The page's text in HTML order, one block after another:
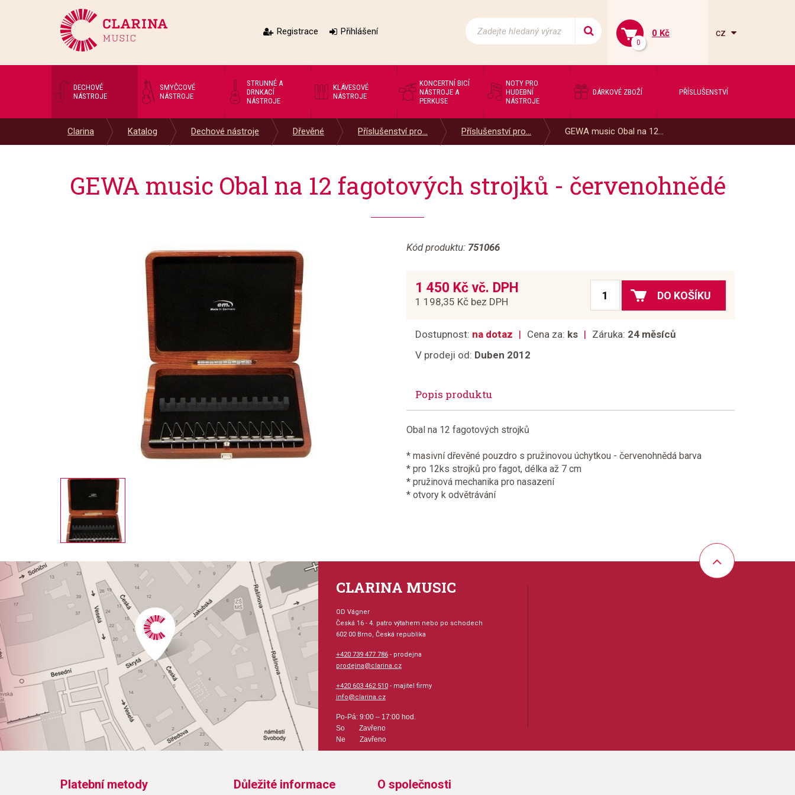
Registrace Přihlášení
0
0 Kč cz
DECHOVÉ
NÁSTROJE
SMYČCOVÉ
NÁSTROJE
STRUNNÉ A
DRNKACÍ
NÁSTROJE
KLÁVESOVÉ
NÁSTROJE
KONCERTNÍ BICÍ
NÁSTROJE A
PERKUSE
NOTY PRO
HUDEBNÍ
NÁSTROJE
DÁRKOVÉ ZBOŽÍ PŘÍSLUŠENSTVÍ
Clarina Katalog Dechové nástroje Dřevěné Příslušenství pro... Příslušenství pro... GEWA music Obal na 12...
GEWA music Obal na 12 fagotových strojků - červenohnědé
Kód produktu: 751066
1 450 Kč vč. DPH
1 198,35 Kč bez DPH
DO KOŠÍKU
Dostupnost: na dotaz Cena za: ks Záruka: 24 měsíců
V prodeji od: Duben 2012
Popis produktu
Obal na 12 fagotových strojků
* masivní dřevěné pouzdro s pružinovou úchytkou - červenohnědá barva
* pro 12ks strojků pro fagot, délka až 7 cm
* pružinová mechanika pro nasazení
* otvory k odvětrávání
CLARINA MUSIC
OD Vágner
Česká 16 - 4. patro výtahem nebo po schodech
602 00 Brno, Česká republika
+420 739 477 786- prodejna
prodejna@clarina.cz
+420 603 462 510- majitel firmy
info@clarina.cz
Po-Pá: 9:00 – 17:00 hod.
So Zavřeno
Ne Zavřeno
Platební metody Důležité informace O společnosti